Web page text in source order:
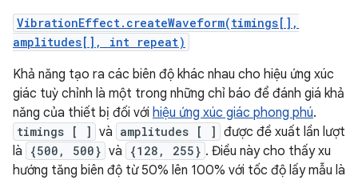
VibrationEffect.createWaveform(timings[],
amplitudes[], int repeat)
Khả năng tạo ra các biên độ khác nhau cho hiệu ứng xúc
giác tuỳ chỉnh là một trong những chỉ báo để đánh giá khả
năng của thiết bị đối với hiệu ứng xúc giác phong phú.
timings [ ] và amplitudes [ ] được đề xuất lần lượt
là
{500, 500} và {128, 255} . Điều này cho thấy xu
hướng tăng biên độ từ 50% lên 100% với tốc độ lấy mẫu là